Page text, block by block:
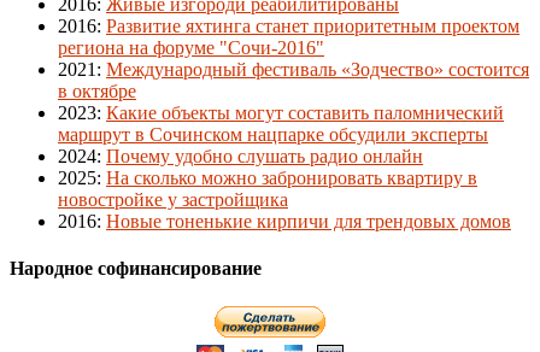
2016: Живые изгороди реабилитированы
2016: Развитие яхтинга станет приоритетным проектом
региона на форуме "Сочи-2016"
2021 : Международный фестиваль «Зодчество» состоится
в октябре
2023: Какие объекты могут составить паломнический
маршрут в Сочинском нацпарке обсудили эксперты
2024: Почему удобно слушать радио онлайн
2025: На сколько можно забронировать квартиру в
новостройке у застройщика
2016: Новые тоненькие кирпичи для трендовых домов
Народное софинансирование